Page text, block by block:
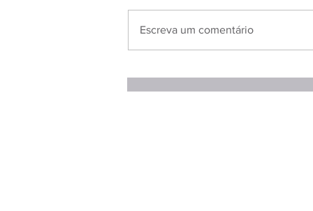
Escreva um comentário